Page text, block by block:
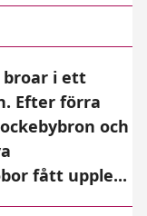
broar i ett
Efter förra
och
fått upple...